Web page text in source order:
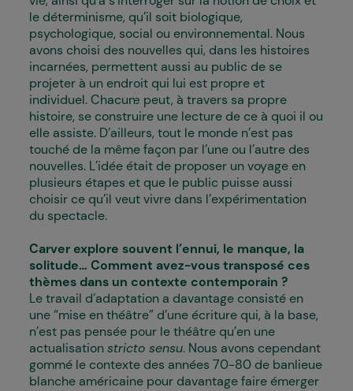
le déterminisme, qu’il soit biologique,
psychologique, social ou environnemental. Nous
avons choisi des nouvelles qui, dans les histoires
incarnées, permettent aussi au public de se
projeter à un endroit qui lui est propre et
individuel. Chacun·e peut, à travers sa propre
histoire, se construire une lecture de ce à quoi il ou
elle assiste. D’ailleurs, tout le monde n’est pas
touché de la même façon par l’une ou l’autre des
nouvelles. L’idée était de proposer un voyage en
plusieurs étapes et que le public puisse aussi
choisir ce qu’il veut vivre dans l’expérimentation
du spectacle.
Carver explore souvent l’ennui, le manque, la
solitude… Comment avez-vous transposé ces
thèmes dans un contexte contemporain ?
Le travail d’adaptation a davantage consisté en
une “mise en théâtre” d’une écriture qui, à la base,
n’est pas pensée pour le théâtre qu’en une
actualisationstricto sensu. Nous avons cependant
gommé le contexte des années 70-80 de banlieue
blanche américaine pour davantage faire émerger